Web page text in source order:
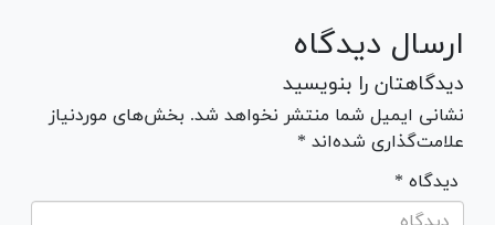
ارسال دیدگاه
دیدگاهتان را بنویسید
نشانی ایمیل شما منتشر نخواهد شد. بخش‌های موردنیاز
علامت‌گذاری شده‌اند *
* دیدگاه